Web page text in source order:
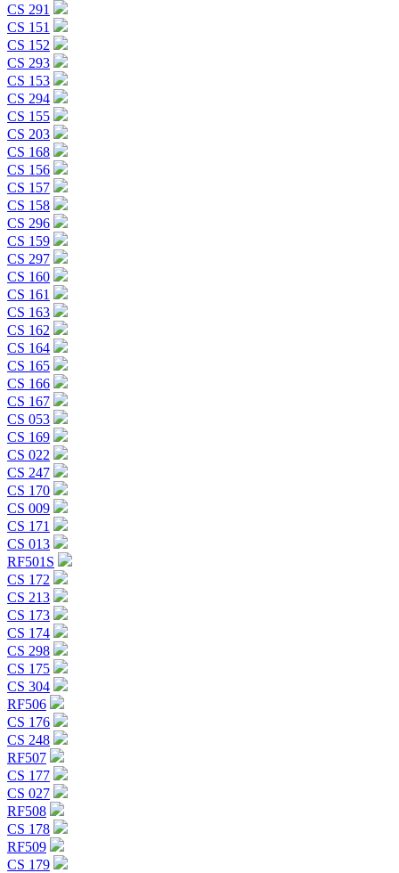
CS 291
CS 151
CS 152
CS 293
CS 153
CS 294
CS 155
CS 203
CS 168
CS 156
CS 157
CS 158
CS 296
CS 159
CS 297
CS 160
CS 161
CS 163
CS 162
CS 164
CS 165
CS 166
CS 167
CS 053
CS 169
CS 022
CS 247
CS 170
CS 009
CS 171
CS 013
RF501S
CS 172
CS 213
CS 173
CS 174
CS 298
CS 175
CS 304
RF506
CS 176
CS 248
RF507
CS 177
CS 027
RF508
CS 178
RF509
CS 179